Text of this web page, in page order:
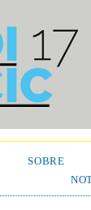
SOBRE